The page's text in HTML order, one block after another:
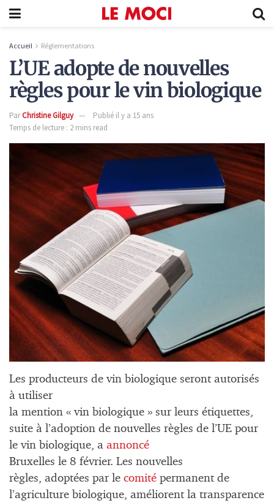
Accueil Réglementations
L’UE adopte de nouvelles
règles pour le vin biologique
ParChristine Gilguy
Publié il y a 15 ans
Temps de lecture : 2 mins read
Les producteurs de vin biologique seront autorisés
à utiliser
la mention « vin biologique » sur leurs étiquettes,
suite à l’adoption de nouvelles règles de l’UE pour
le vin biologique, a annoncé
Bruxelles le 8 février. Les nouvelles
règles, adoptées par le comité permanent de
l’agriculture biologique, améliorent la transparence